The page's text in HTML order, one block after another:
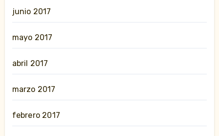
junio 2017
mayo 2017
abril 2017
marzo 2017
febrero 2017